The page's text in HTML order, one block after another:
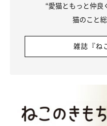
“愛猫ともっと仲良
猫のこと
雑誌『ね